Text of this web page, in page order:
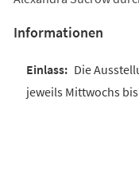
Informationen
Die
jeweils Mittwochs